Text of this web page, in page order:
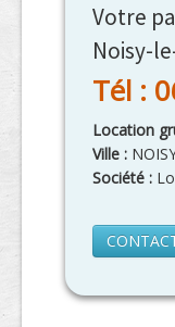
Votre
Noisy-
Tél :
Location
Ville :
Société :